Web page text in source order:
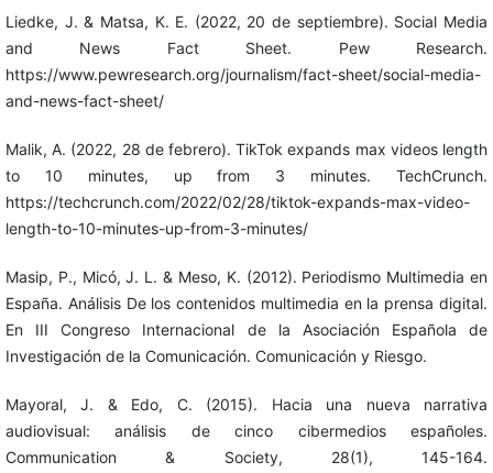
Liedke, J. & Matsa, K. E. (2022, 20 de septiembre). Social Media
and News Fact Sheet. Pew Research.
https://www.pewresearch.org/journalism/fact-sheet/social-media-
and-news-fact-sheet/
Malik, A. (2022, 28 de febrero). TikTok expands max videos length
to 10 minutes, up from 3 minutes. TechCrunch.
https://techcrunch.com/2022/02/28/tiktok-expands-max-video-
length-to-10-minutes-up-from-3-minutes/
Masip, P., Micó, J. L. & Meso, K. (2012). Periodismo Multimedia en
España. Análisis De los contenidos multimedia en la prensa digital.
En III Congreso Internacional de la Asociación Española de
Investigación de la Comunicación. Comunicación y Riesgo.
Mayoral, J. & Edo, C. (2015). Hacia una nueva narrativa
audiovisual: análisis de cinco cibermedios españoles.
Communication & Society, 28(1), 145-164.